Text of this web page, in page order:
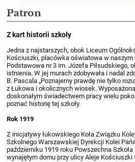
Patron
Z kart historii szkoły
Jedna z najstarszych, obok Liceum
Kościuszki, placówka oświatowa w naszym
Podstawowa nr 3 im. Józefa Piłsudskiego,
istnienia. W jej murach zdobywała i nadal
B. Pascala „Poznajemy prawdę nie tylko
z Łukowa i okolicznych wiosek.
doskonałym świadectwem pracy wielu
poznać historię tej szkoły.
Rok 1919
Z inicjatywy łukowskiego Koła Związku
Szkolnego Warszawskiej Dyrekcji Kolei
październiku 1919 roku Powszechna
wynajętym domu przy ulicy Aleje Kościuszki